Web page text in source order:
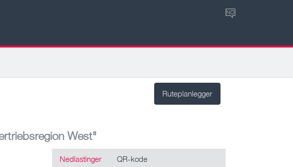
NO
Ruteplanlegger
West"
Nedlastinger QR-kode